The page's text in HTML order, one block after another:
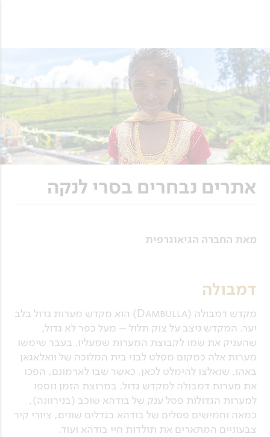
אתרים נבחרים בסרי לנקה
מאת החברה הגיאוגרפית
דמבולה
מקדש דמבולה (Dambulla) הוא מקדש מערות גדול בלב
יער. המקדש ניצב על צוק תלול – מעל כפר לא גדול,
שהעניק את שמו לקבוצת המערות שמעליו. בעבר שימשו
מערות אלה כמקום מפלט לבני בית המלוכה של וואלאגאן
באהו, שנאלצו להימלט לכאן. כאשר שבו לארמונם, הפכו
את מערות דמבולה למקדש גדול. במרוצת הזמן נוספו
למערות הגדולות פסל ענק של בודהא שוכב (בנירוונה),
כמאה וחמישים פסלים של בודהא בגדלים שונים, ציורי קיר
צבעוניים המתארים את תולדות חיי בודהא ועוד.